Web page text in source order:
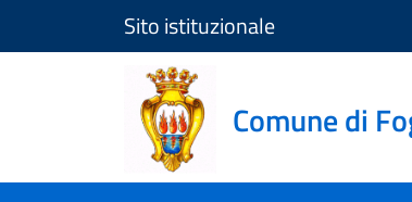
Salta e vai al contenuto
Salta e vai al footer
Sito istituzionale
Comune di